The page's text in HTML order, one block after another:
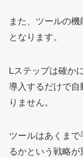
また、ツールの
となります。
Lステップは確か
導入するだけで
りません。
ツールはあくま
るかという戦略が